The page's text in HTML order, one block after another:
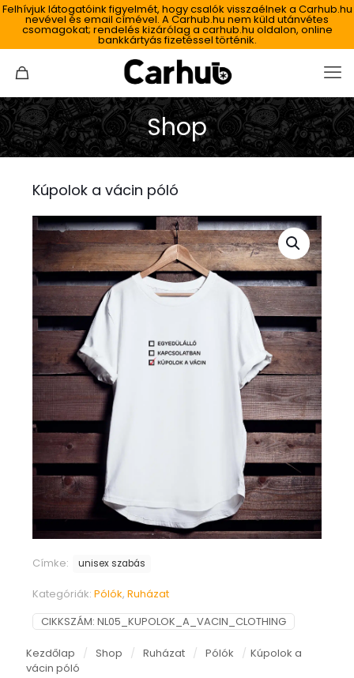
Felhívjuk látogatóink figyelmét, hogy csalók visszaélnek a Carhub.hu
nevével és email címével. A Carhub.hu nem küld utánvétes
csomagokat; rendelés kizárólag a carhub.hu oldalon, online
bankkártyás fizetéssel történik.
Shop
Kúpolok a vácin póló
Címke: unisex szabás
Kategóriák: Pólók, Ruházat
CIKKSZÁM: NL05_KUPOLOK_A_VACIN_CLOTHING
Kezdőlap / Shop / Ruházat / Pólók / Kúpolok a
vácin póló